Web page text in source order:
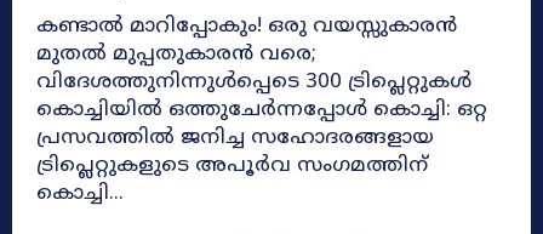
കണ്ടാൽ മാറിപ്പോകും! ഒരു വയസ്സുകാരൻ
മുതൽ മുപ്പതുകാരൻ വരെ;
വിദേശത്തുനിന്നുൾപ്പെടെ 300 ട്രിപ്ലെറ്റുകൾ
കൊച്ചിയിൽ ഒത്തുചേർന്നപ്പോൾ കൊച്ചി: ഒറ്റ
പ്രസവത്തിൽ ജനിച്ച സഹോദരങ്ങളായ
ട്രിപ്ലെറ്റുകളുടെ അപൂർവ സംഗമത്തിന്
കൊച്ചി...